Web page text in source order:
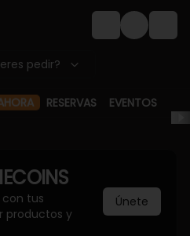
Login
pedir?
RESERVAS EVENTOS
tus
productos y
Únete